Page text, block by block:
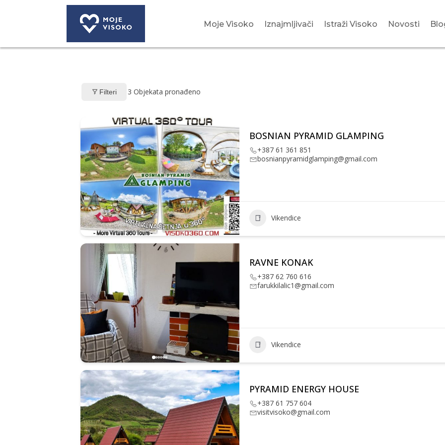
Moje Visoko Iznajmljivači Istraži Visoko Novosti
Filteri 3 Objekata pronađeno
BOSNIAN PYRAMID GLAMPING
+387 61 361 851
bosnianpyramidglamping@gmail.com
Vikendice
RAVNE KONAK
+387 62 760 616
farukkilalic1@gmail.com
Vikendice
PYRAMID ENERGY HOUSE
+387 61 757 604
visitvisoko@gmail.com